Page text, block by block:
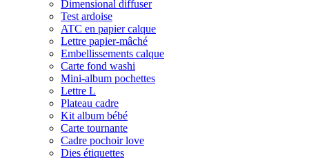
Dimensional diffuser
Test ardoise
ATC en papier calque
Lettre papier-mâché
Embellissements calque
Carte fond washi
Mini-album pochettes
Lettre L
Plateau cadre
Kit album bébé
Carte tournante
Cadre pochoir love
Dies étiquettes